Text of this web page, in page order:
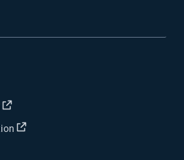
Fenster öffnen
In neuem Fenster öffnen
In neuem Fenster öffnen
öffnen